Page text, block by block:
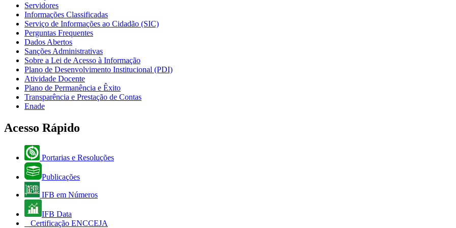
Servidores
Informações Classificadas
Serviço de Informações ao Cidadão (SIC)
Perguntas Frequentes
Dados Abertos
Sanções Administrativas
Sobre a Lei de Acesso à Informação
Plano de Desenvolvimento Institucional (PDI)
Atividade Docente
Plano de Permanência e Êxito
Transparência e Prestação de Contas
Enade
Acesso Rápido
Portarias e Resoluções
Publicações
IFB em Números
IFB Data
Certificação ENCCEJA